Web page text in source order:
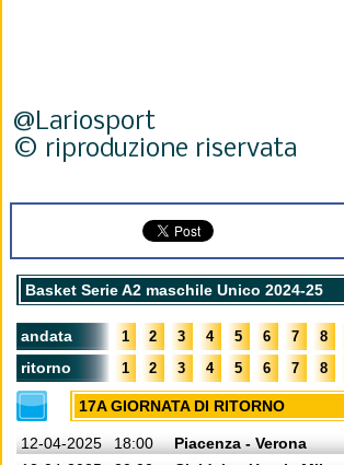
@Lariosport
© riproduzione riservata
Basket Serie A2 maschile Unico 2024-25
andata 1 2 3 4 5 6 7 8
ritorno 1 2 3 4 5 6 7 8
17A GIORNATA DI RITORNO
12-04-2025 18:00
Piacenza - Verona